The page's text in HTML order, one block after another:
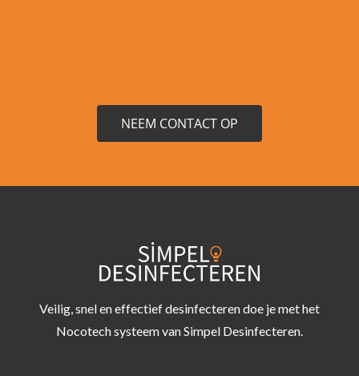
NEEM CONTACT OP
Veilig, snel en effectief desinfecteren doe je met het
Nocotech systeem van Simpel Desinfecteren.